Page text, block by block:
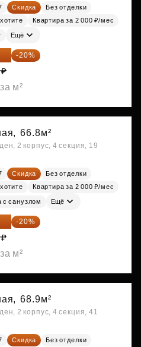
Скидка
Без отделки
Квартира за 2 000 ₽/мес
Ещё
₽ -20%
м²
66.8м²
2 корпус, 4 секция, 19
Скидка
Без отделки
Квартира за 2 000 ₽/мес
с санузлом Ещё
₽ -20%
м²
68.9м²
2 корпус, 4 секция, 41
Скидка Без отделки